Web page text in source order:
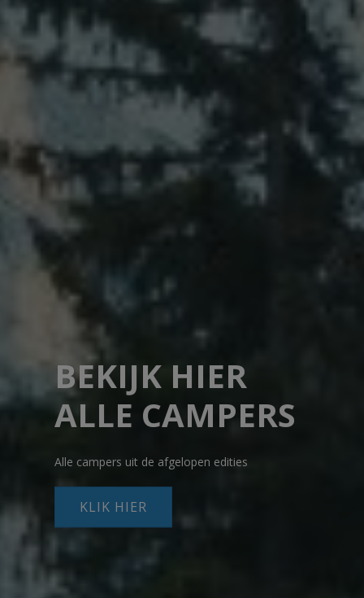
BEKIJK HIER
ALLE CAMPERS
Alle campers uit de afgelopen edities
KLIK HIER